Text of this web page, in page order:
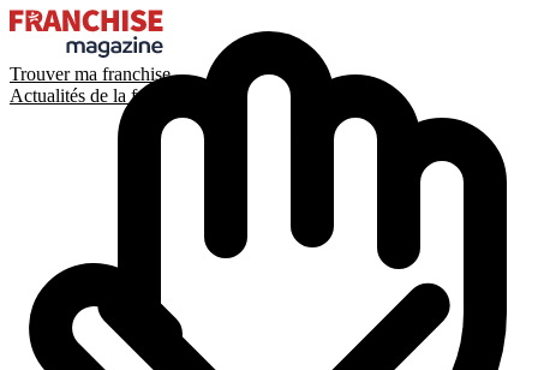
Trouver ma franchise
Actualités de la franchise